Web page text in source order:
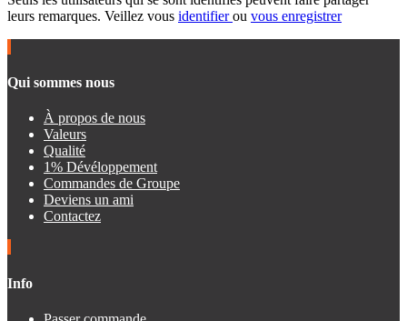
leurs remarques. Veillez vous identifierou vous enregistrer
Qui sommes nous
À propos de nous
Valeurs
Qualité
1% Dévéloppement
Commandes de Groupe
Deviens un ami
Contactez
Info